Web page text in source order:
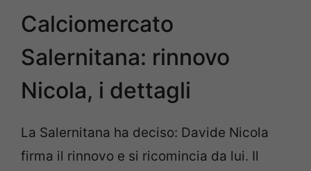
Calciomercato
Salernitana: rinnovo
Nicola, i dettagli
La Salernitana ha deciso: Davide Nicola
firma il rinnovo e si ricomincia da lui. Il